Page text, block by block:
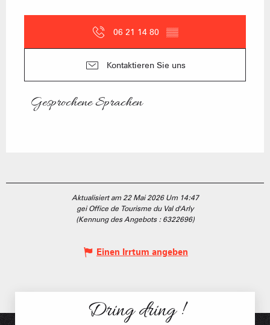
06 21 14 80 ▒▒
Kontaktieren Sie uns
Gesprochene Sprachen
Gesprochene Sprachen
Aktualisiert am 22 Mai 2026 Um 14:47
gei Office de Tourisme du Val d'Arly
(Kennung des Angebots : 6322696)
Einen Irrtum angeben
Dring dring !